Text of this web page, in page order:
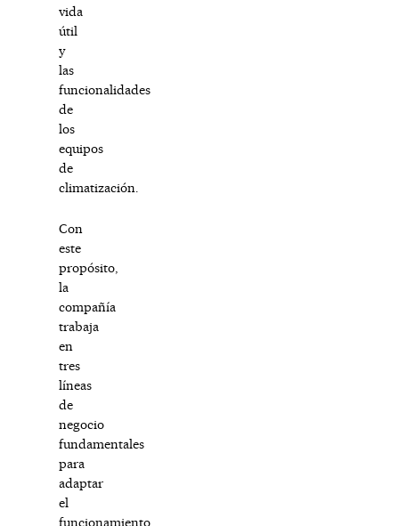
vida
útil
y
las
funcionalidades
de
los
equipos
de
climatización.
Con
este
propósito,
la
compañía
trabaja
en
tres
líneas
de
negocio
fundamentales
para
adaptar
el
funcionamiento